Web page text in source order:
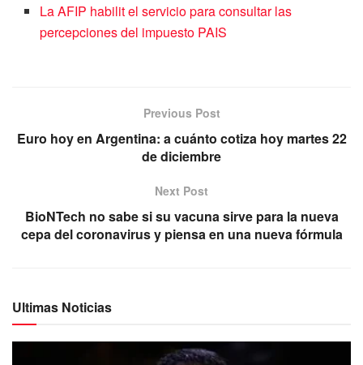
La AFIP habilit el servicio para consultar las
percepciones del impuesto PAIS
Previous Post
Euro hoy en Argentina: a cuánto cotiza hoy martes 22
de diciembre
Next Post
BioNTech no sabe si su vacuna sirve para la nueva
cepa del coronavirus y piensa en una nueva fórmula
Ultimas Noticias